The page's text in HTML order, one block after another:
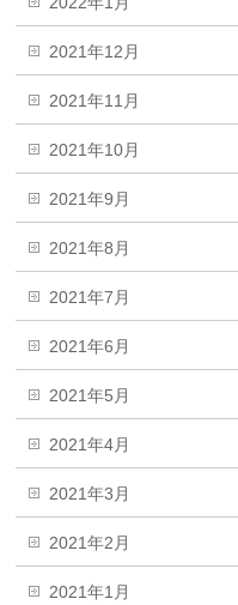
2021年12月
2021年11月
2021年10月
2021年9月
2021年8月
2021年7月
2021年6月
2021年5月
2021年4月
2021年3月
2021年2月
2021年1月